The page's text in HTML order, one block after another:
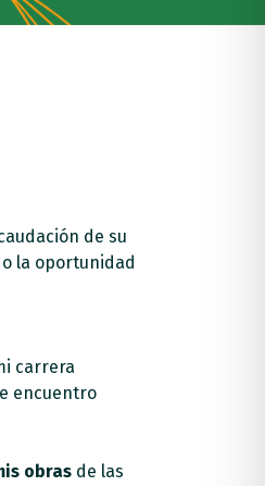
de su
la oportunidad
carrera
encuentro
obrasde las